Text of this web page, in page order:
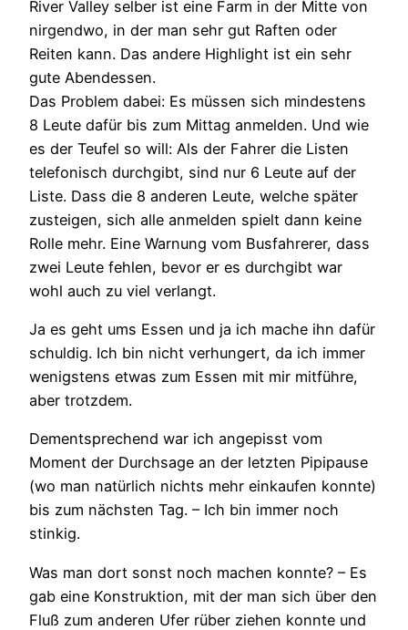
River Valley selber ist eine Farm in der Mitte von
nirgendwo, in der man sehr gut Raften oder
Reiten kann. Das andere Highlight ist ein sehr
gute Abendessen.
Das Problem dabei: Es müssen sich mindestens
8 Leute dafür bis zum Mittag anmelden. Und wie
es der Teufel so will: Als der Fahrer die Listen
telefonisch durchgibt, sind nur 6 Leute auf der
Liste. Dass die 8 anderen Leute, welche später
zusteigen, sich alle anmelden spielt dann keine
Rolle mehr. Eine Warnung vom Busfahrerer, dass
zwei Leute fehlen, bevor er es durchgibt war
wohl auch zu viel verlangt.
Ja es geht ums Essen und ja ich mache ihn dafür
schuldig. Ich bin nicht verhungert, da ich immer
wenigstens etwas zum Essen mit mir mitführe,
aber trotzdem.
Dementsprechend war ich angepisst vom
Moment der Durchsage an der letzten Pipipause
(wo man natürlich nichts mehr einkaufen konnte)
bis zum nächsten Tag. – Ich bin immer noch
stinkig.
Was man dort sonst noch machen konnte? – Es
gab eine Konstruktion, mit der man sich über den
Fluß zum anderen Ufer rüber ziehen konnte und